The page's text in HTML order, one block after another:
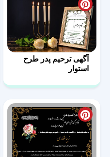
آگهی ترحیم پدر طرح
استوار